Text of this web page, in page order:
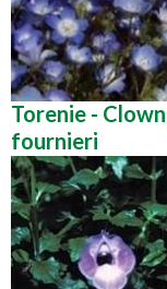
Torenie -
fournieri